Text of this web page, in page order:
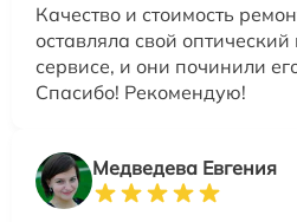
Качество и стоимость
оставляла свой
сервисе, и они починили
Спасибо! Рекомендую!
Медведева Евгения